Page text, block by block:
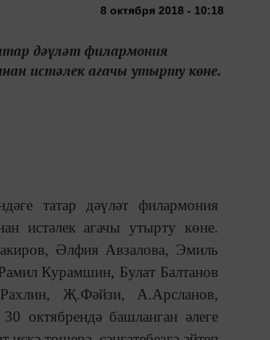
8 октября 2018 - 10:18
дәүләт филармония
истәлек агачы утырту көне.
татар дәүләт филармония
истәлек агачы утырту көне.
Әлфия Авзалова, Эмиль
Курамшин, Булат Балтанов
Җ.Фәйзи, А.Арсланов,
октябрендә башланган әлеге